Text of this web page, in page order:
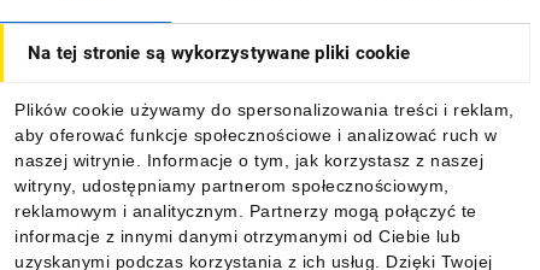
Na tej stronie są wykorzystywane pliki cookie
Plików cookie używamy do spersonalizowania treści i reklam,
aby oferować funkcje społecznościowe i analizować ruch w
naszej witrynie. Informacje o tym, jak korzystasz z naszej
witryny, udostępniamy partnerom społecznościowym,
reklamowym i analitycznym. Partnerzy mogą połączyć te
informacje z innymi danymi otrzymanymi od Ciebie lub
uzyskanymi podczas korzystania z ich usług. Dzięki Twojej
Informacje
Pobierz naszą aplikację mobilną: